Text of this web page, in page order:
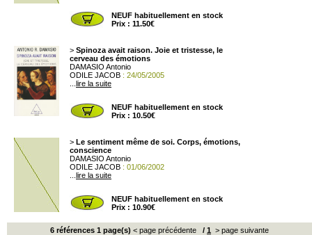
NEUF habituellement en stock
Prix : 11.50€
> Spinoza avait raison. Joie et tristesse, le
cerveau des émotions
DAMASIO Antonio
ODILE JACOB : 24/05/2005
lire la suite
NEUF habituellement en stock
Prix : 10.50€
> Le sentiment même de soi. Corps, émotions,
conscience
DAMASIO Antonio
ODILE JACOB : 01/06/2002
lire la suite
NEUF habituellement en stock
Prix : 10.90€
6 références 1 page(s) < page précédente / 1 > page suivante